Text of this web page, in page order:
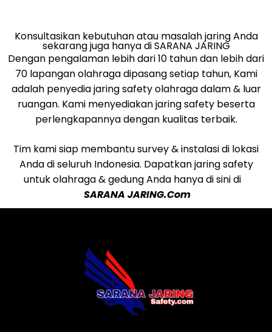
Konsultasikan kebutuhan atau masalah jaring Anda
sekarang juga hanya di SARANA JARING
Dengan pengalaman lebih dari 10 tahun dan lebih dari
70 lapangan olahraga dipasang setiap tahun, Kami
adalah penyedia jaring safety olahraga dalam & luar
ruangan. Kami menyediakan jaring safety beserta
perlengkapannya dengan kualitas terbaik.
Tim kami siap membantu survey & instalasi di lokasi
Anda di seluruh Indonesia. Dapatkan jaring safety
untuk olahraga & gedung Anda hanya di sini di
SARANA JARING.Com